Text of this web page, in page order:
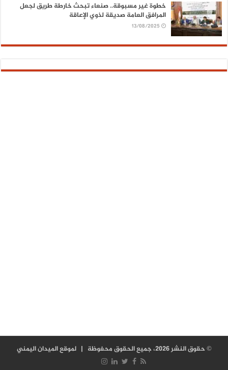
خطوة غير مسبوقة.. صنعاء تبحث خارطة طريق لجعل
المرافق العامة صديقة لذوي الإعاقة
13/08/2025
© حقوق النشر 2026، جميع الحقوق محفوظة | لموقع الميدان اليمني